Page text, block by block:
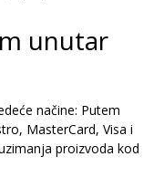
unutar
načine: Putem
MasterCard, Visa i
proizvoda kod